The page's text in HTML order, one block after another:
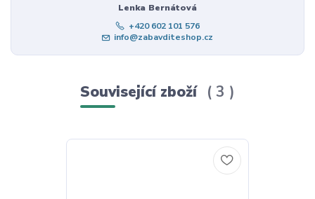
Lenka Bernátová
+420 602 101 576
info@zabavditeshop.cz
Související zboží 3